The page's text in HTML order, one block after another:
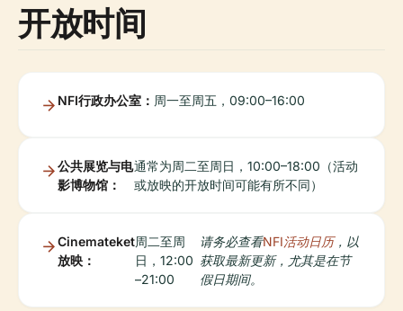
开放时间
NFI行政办公室： 周一至周五，09:00–16:00
公共展览与电
影博物馆：
通常为周二至周日，10:00–18:00（活动
或放映的开放时间可能有所不同）
Cinemateket
放映：
周二至周
日，12:00
–21:00
请务必查看NFI活动日历，以
获取最新更新，尤其是在节
假日期间。